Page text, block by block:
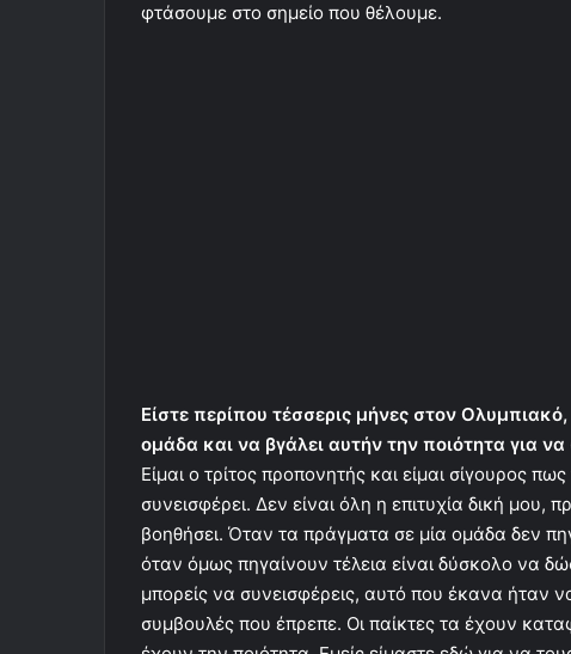
φτάσουμε στο σημείο που θέλουμε.
Είστε περίπου τέσσερις μήνες στον
ομάδα και να βγάλει αυτήν την ποιότητα για να
Είμαι ο τρίτος προπονητής και είμαι σίγουρος
συνεισφέρει. Δεν είναι όλη η επιτυχία δική
βοηθήσει. Όταν τα πράγματα σε μία ομάδα δεν
όταν όμως πηγαίνουν τέλεια είναι δύσκολο να
μπορείς να συνεισφέρεις, αυτό που έκανα ήταν
συμβουλές που έπρεπε. Οι παίκτες τα έχουν